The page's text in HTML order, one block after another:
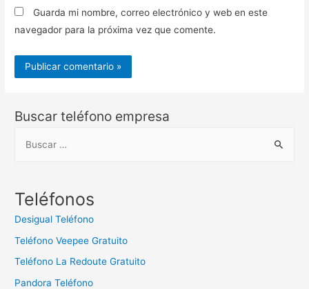
Guarda mi nombre, correo electrónico y web en este
navegador para la próxima vez que comente.
Buscar teléfono empresa
c
:
Teléfonos
Desigual Teléfono
Teléfono Veepee Gratuito
Teléfono La Redoute Gratuito
Pandora Teléfono